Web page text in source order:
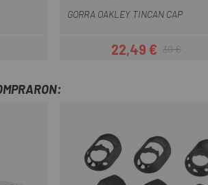
GORRA OAKLEY TINCAN CAP
Precio
22,49 €Precio regular
30 €